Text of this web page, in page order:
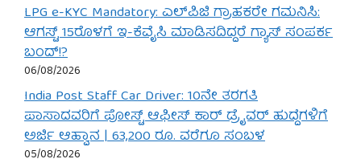
LPG e-KYC Mandatory: ಎಲ್‌ಪಿಜಿ ಗ್ರಾಹಕರೇ ಗಮನಿಸಿ:
ಆಗಸ್ಟ್ 15ರೊಳಗೆ ಇ-ಕೆವೈಸಿ ಮಾಡಿಸದಿದ್ದರೆ ಗ್ಯಾಸ್ ಸಂಪರ್ಕ
ಬಂದ್!?
06/08/2026
India Post Staff Car Driver: 10ನೇ ತರಗತಿ
ಪಾಸಾದವರಿಗೆ ಪೋಸ್ಟ್ ಆಫೀಸ್ ಕಾರ್ ಡ್ರೈವರ್ ಹುದ್ದೆಗಳಿಗೆ
ಅರ್ಜಿ ಆಹ್ವಾನ | 63,200 ರೂ. ವರೆಗೂ ಸಂಬಳ
05/08/2026